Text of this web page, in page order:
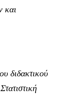
και
διδακτικού